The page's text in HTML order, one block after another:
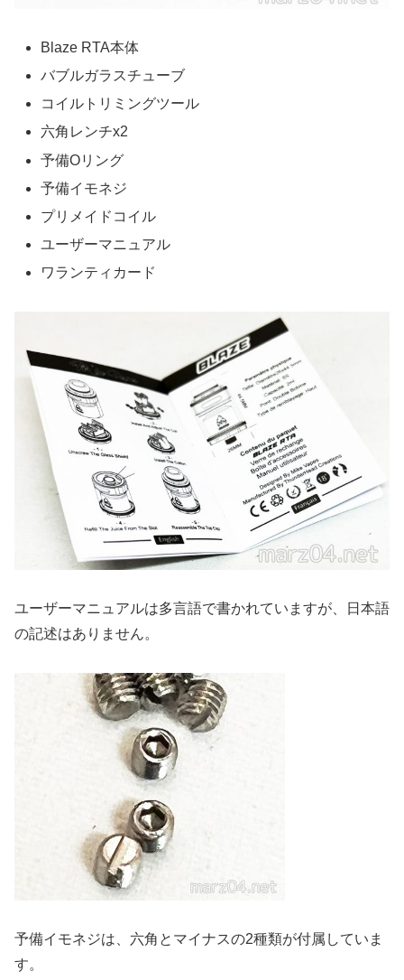
Blaze RTA本体
バブルガラスチューブ
コイルトリミングツール
六角レンチx2
予備Oリング
予備イモネジ
プリメイドコイル
ユーザーマニュアル
ワランティカード
ユーザーマニュアルは多言語で書かれていますが、日本語
の記述はありません。
予備イモネジは、六角とマイナスの2種類が付属していま
す。